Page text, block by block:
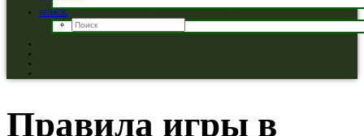
ПОИСК
Правила игры в